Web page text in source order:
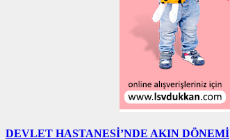
DEVLET HASTANESİ’NDE AKIN DÖNEMİ